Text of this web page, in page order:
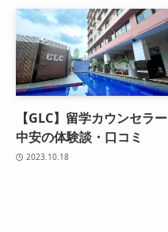
【GLC】留学カウンセラー
中安の体験談・口コミ
2023.10.18